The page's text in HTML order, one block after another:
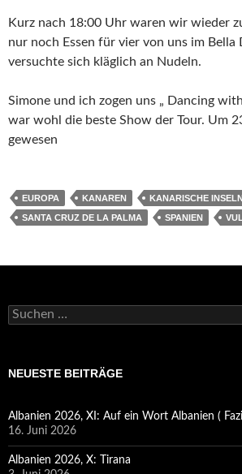
Kurz nach 18:00 Uhr waren wir wieder
nur noch Essen für vier von uns im
versuchte sich kläglich an Nudeln.
Simone und ich zogen uns „ Dancing
war wohl die beste Show der Tour. Um
gewesen
EUROPA KANAREN KANARISCHE
SANTA CRUZ DE LA PALMA
SPANIEN
Suchen
nach:
NEUESTE BEITRÄGE
Albanien 2026, XI: Auf ein Wort Albanien (
16. Juni 2026
Albanien 2026, X: Tirana